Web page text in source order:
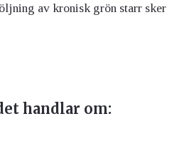
av kronisk grön starr sker
handlar om: